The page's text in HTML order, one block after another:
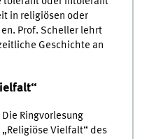
in religiösen oder
Prof. Scheller lehrt
Geschichte an
Die Ringvorlesung
„Religiöse Vielfalt“ des